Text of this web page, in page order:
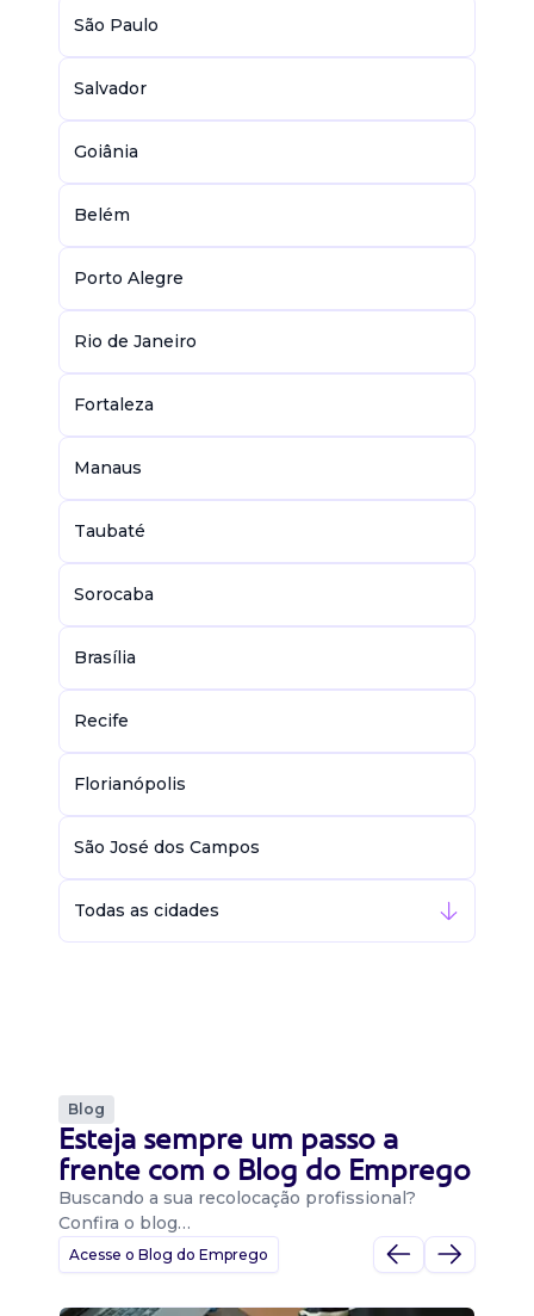
São Paulo
Salvador
Goiânia
Belém
Porto Alegre
Rio de Janeiro
Fortaleza
Manaus
Taubaté
Sorocaba
Brasília
Recife
Florianópolis
São José dos Campos
Todas as cidades
Blog
Esteja sempre um passo a
frente com o Blog do Emprego
Buscando a sua recolocação profissional?
Confira o blog…
Acesse o Blog do Emprego